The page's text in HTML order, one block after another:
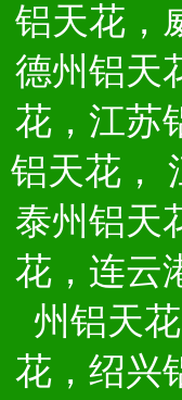
铝天花，
德州铝天
花，江苏
铝天花，
泰州铝天
花，连云
州铝天
花，绍兴